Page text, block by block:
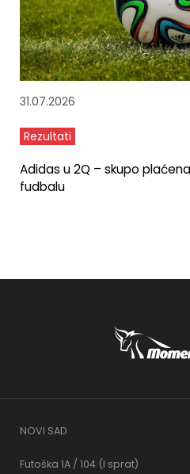
31.07.2026
Rezultati
Adidas u 2Q – skupo
fudbalu
NOVI SAD
Futoška 1A / 104 (I sprat)